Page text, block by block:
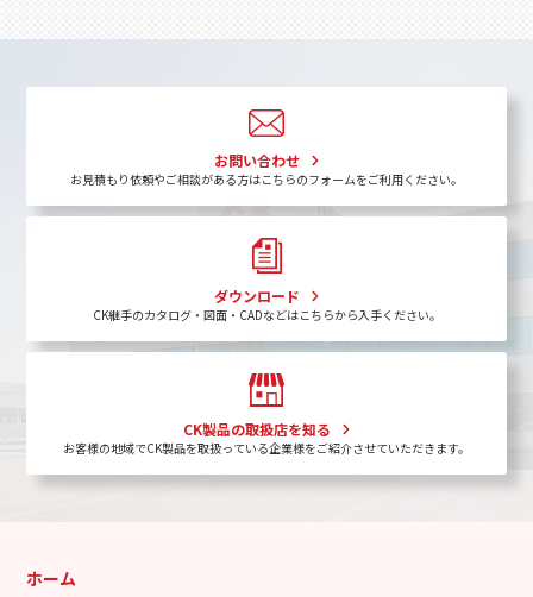
お問い合わせ
お見積もり依頼やご相談がある方はこちらのフォームをご利用ください。
ダウンロード
CK継手のカタログ・図面・CADなどはこちらから入手ください。
CK製品の取扱店を知る
お客様の地域でCK製品を取扱っている企業様をご紹介させていただきます。
ホーム